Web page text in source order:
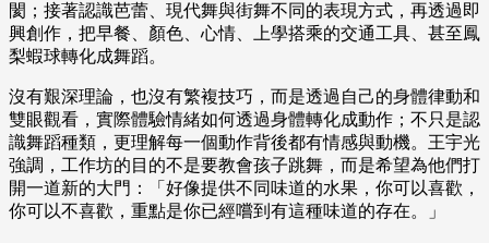
閡；接著認識芭蕾、現代舞與街舞不同的表現方式，再透過即
興創作，把早餐、顏色、心情、上學搭乘的交通工具、甚至鳳
梨蝦球轉化成舞蹈。
沒有艱深理論，也沒有繁複技巧，而是透過自己的身體律動和
雙眼觀看，實際體驗情緒如何透過身體轉化成動作；不只是認
識舞蹈種類，更理解每一個動作背後都有情感與動機。王宇光
強調，工作坊的目的不是要教會孩子跳舞，而是希望為他們打
開一道新的大門：「好像提供不同味道的水果，你可以喜歡，
你可以不喜歡，重點是你已經嚐到有這種味道的存在。」